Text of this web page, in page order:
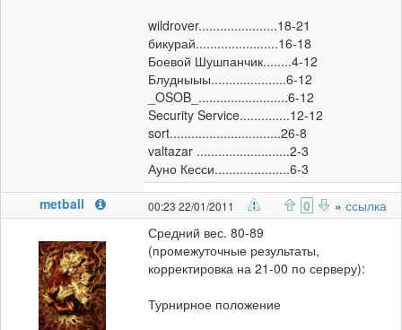
wildrover......................18-21
бикурай.......................16-18
Боевой Шушпанчик........4-12
Блудныыы.....................6-12
_OSOB_.........................6-12
Security Service..............12-12
sort...............................26-8
valtazar ..........................2-3
Ауно Кесси.....................6-3
metball
00:23 22/01/2011 0 » ссылка
Средний вес. 80-89
(промежуточные результаты,
корректировка на 21-00 по серверу):
Турнирное положение